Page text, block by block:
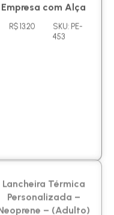
Personalizada Brinde
Empresa com Alça
SKU: PE-
Lancheira Térmica